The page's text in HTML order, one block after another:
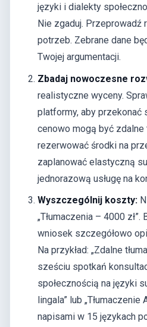
języki i dialekty
Nie zgaduj. Przeprowadź
potrzeb. Zebrane dane
Twojej argumentacji.
Zbadaj nowoczesne
realistyczne wyceny.
platformy, aby przekonać
cenowo mogą być zdalne
rezerwować środki na
zaplanować elastyczną
jednorazową usługę na
Wyszczególnij koszty:
„Tłumaczenia – 4000
wniosek szczegółowo
Na przykład: „Zdalne
sześciu spotkań
społecznością na języki
lingala” lub
napisami w 15 językach